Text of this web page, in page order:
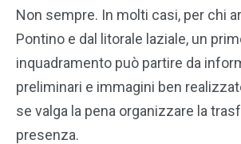
Non sempre. In molti casi, per chi
Pontino e dal litorale laziale, un
inquadramento può partire da
preliminari e immagini ben
se valga la pena organizzare la
presenza.